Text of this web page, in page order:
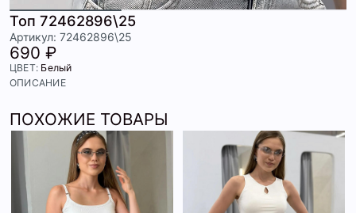
Топ 72462896\25
Артикул: 72462896\25
690 ₽
ЦВЕТ: Белый
ОПИСАНИЕ
ПОХОЖИЕ ТОВАРЫ